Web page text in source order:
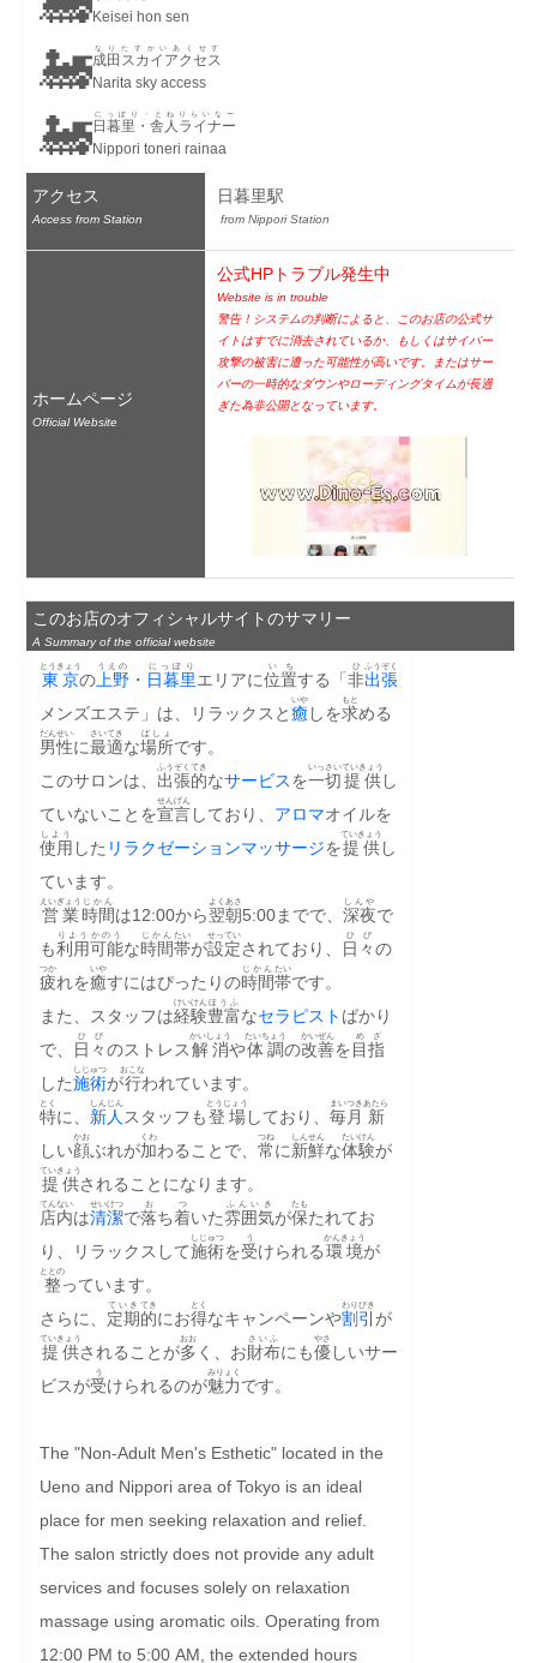
Keisei hon sen
🚂成田スカイアクセス
なりたすかいあくせす
Narita sky access
🚂日暮里・舎人ライナー
にっぽり・とねりらいなー
Nippori toneri rainaa
アクセス
Access from Station
日暮里駅
from Nippori Station
ホームページ
Official Website
公式HPトラブル発生中
Website is in trouble
警告！システムの判断によると、このお店の公式サ
イトはすでに消去されているか、もしくはサイバー
攻撃の被害に遭った可能性が高いです。またはサー
バーの一時的なダウンやローディングタイムが長過
ぎた為非公開となっています。
このお店のオフィシャルサイトのサマリー
A Summary of the official website
東京
とうきょう
の 上野
うえの
・ 日暮里
にっぽり
エリアに位置
いち
する「 非
ひ
出張
ふうぞく
メンズエステ」は、リラックスと癒
いや
しを求
もと
める
男性
だんせい
に最適
さいてき
な場所
ばしょ
です。
このサロンは、 出張
ふうぞく
的
てき
なサービスを一切
いっさい
提供
ていきょう
し
ていないことを宣言
せんげん
しており、 アロマオイルを
使用
しよう
した リラクゼーションマッサージを提供
ていきょう
し
ています。
営業
えいぎょう
時間
じかん
は12:00から翌朝
よくあさ
5:00までで、 深夜
しんや
で
も利用
りよう
可能
かのう
な時間
じかん
帯
たい
が設定
せってい
されており、 日々
ひび
の
疲
つか
れを癒
いや
すにはぴったりの時間
じかん
帯
たい
です。
また、スタッフは経験
けいけん
豊富
ほうふ
なセラピスト ばかり
で、
日々
ひび
のストレス解消
かいしょう
や体調
たいちょう
の改善
かいぜん
を目指
めざ
した施術
しじゅつ
が行
おこな
われています。
特
とく
に、 新人
しんじん
スタッフも登場
とうじょう
しており、 毎月
まいつき
新
あたら
しい顔
かお
ぶれが加
くわ
わることで、 常
つね
に新鮮
しんせん
な体験
たいけん
が
提供
ていきょう
されることになります。
店内
てんない
は清潔
せいけつ
で落
お
ち着
つ
いた雰囲気
ふんいき
が保
たも
たれてお
り、リラックスして施術
しじゅつ
を受
う
けられる環境
かんきょう
が
整
ととの
っています。
さらに、 定期
ていき
的
てき
にお得
とく
なキャンペーンや割引
わりびき
が
提供
ていきょう
されることが多
おお
く、お財布
さいふ
にも優
やさ
しいサー
ビスが受
う
けられるのが魅力
みりょく
です。
The "Non-Adult Men's Esthetic" located in the
Ueno and Nippori area of Tokyo is an ideal
place for men seeking relaxation and relief.
The salon strictly does not provide any adult
services and focuses solely on relaxation
massage using aromatic oils. Operating from
12:00 PM to 5:00 AM, the extended hours